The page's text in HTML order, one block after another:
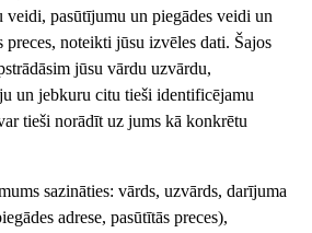
veidi, pasūtījumu un piegādes veidi un
preces, noteikti jūsu izvēles dati. Šajos
jūsu vārdu uzvārdu,
un jebkuru citu tieši identificējamu
tieši norādīt uz jums kā konkrētu
sazināties: vārds, uzvārds, darījuma
adrese, pasūtītās preces),